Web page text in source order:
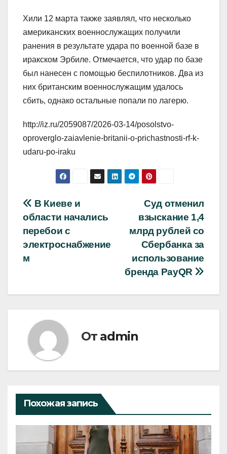
Хили 12 марта также заявлял, что несколько
американских военнослужащих получили
ранения в результате удара по военной базе в
иракском Эрбиле. Отмечается, что удар по базе
был нанесен с помощью беспилотников. Два из
них британским военнослужащим удалось
сбить, однако остальные попали по лагерю.
http://iz.ru/2059087/2026-03-14/posolstvo-
oproverglo-zaiavlenie-britanii-o-prichastnosti-rf-k-
udaru-po-iraku
Навигация
по
записям
Суд отменил
взыскание 1,4
млрд рублей со
Сбербанка за
использование
бренда PayQR
В Киеве и
области начались
перебои с
электроснабжение
м
От admin
Похожая запись